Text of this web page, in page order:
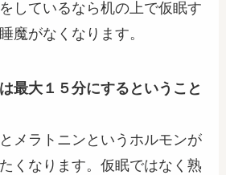
しているなら机の上で仮眠す
魔がなくなります。
最大１５分にするということ
メラトニンというホルモンが
くなります。仮眠ではなく熟